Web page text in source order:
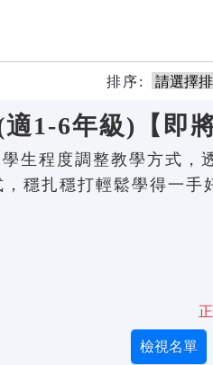
排序:
1-6年級)【即
生程度調整教學方式，
穩扎穩打輕鬆學得一手